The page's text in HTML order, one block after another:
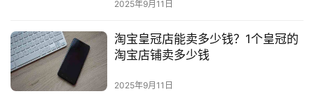
2025年9月11日
淘宝皇冠店能卖多少钱？1个皇冠的
淘宝店铺卖多少钱
2025年9月11日